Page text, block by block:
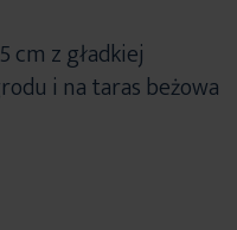
cm z gładkiej
i na taras beżowa